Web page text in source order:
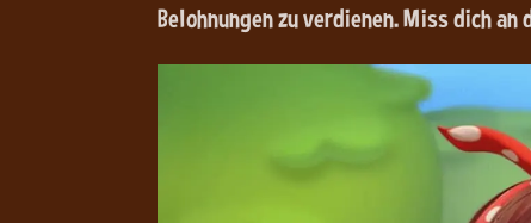
Belohnungen zu verdienen. Miss dich